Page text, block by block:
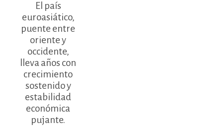
El país
euroasiático,
puente entre
oriente y
occidente,
lleva años con
crecimiento
sostenido y
estabilidad
económica
pujante.